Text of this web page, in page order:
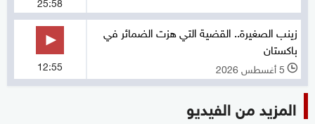
زينب الصغيرة.. القضية التي هزت الضمائر في
باكستان
l 5 أغسطس 2026 12:55
المزيد من الفيديو